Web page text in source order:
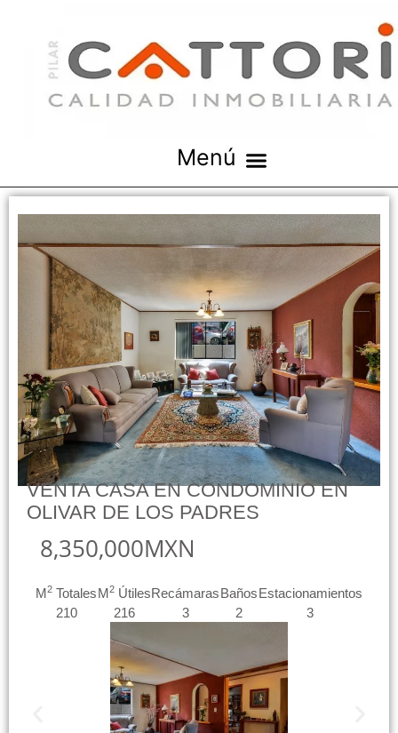
VENTA CASA EN CONDOMINIO EN
OLIVAR DE LOS PADRES
8,350,000MXN
M2 Totales
210
M2Útiles
216
Recámaras
3
Baños
2
Estacionamientos
3